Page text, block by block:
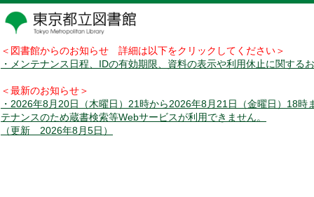
＜図書館からのお知らせ 詳細は以下をクリックしてください＞
・メンテナンス日程、IDの有効期限、資料の表示や利用休止に関する
＜最新のお知らせ＞
・2026年8月20日（木曜日）21時から2026年8月21日（金曜日）18時
テナンスのため蔵書検索等Webサービスが利用できません。
（更新 2026年8月5日）